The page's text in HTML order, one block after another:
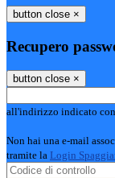
button close ×
Recupero
button close ×
all'indirizzo indicato
Non hai una e-mail
tramite la Login